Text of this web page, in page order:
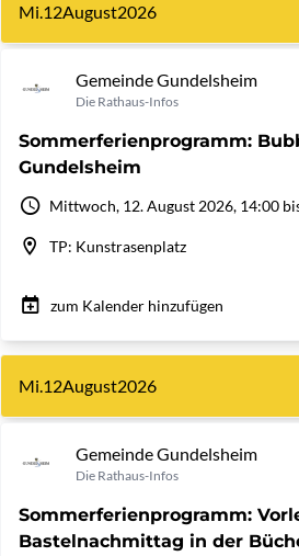
Mi.12August2026
Gemeinde Gundelsheim
Die Rathaus-Infos
Sommerferienprogramm:
Gundelsheim
Mittwoch, 12. August 2026, 14:00
TP: Kunstrasenplatz
zum Kalender hinzufügen
Mi.12August2026
Gemeinde Gundelsheim
Die Rathaus-Infos
Sommerferienprogramm:
Bastelnachmittag in der